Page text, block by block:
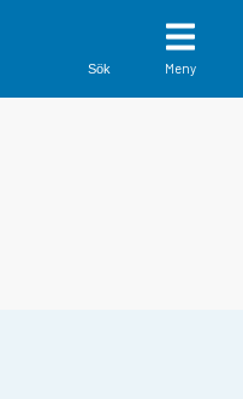
Sök Meny